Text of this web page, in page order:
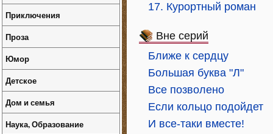
17. Курортный роман
Вне серий
Ближе к сердцу
Большая буква "Л"
Все позволено
Если кольцо подойдет
И все-таки вместе!
Приключения
Проза
Юмор
Детское
Дом и семья
Наука, Образование